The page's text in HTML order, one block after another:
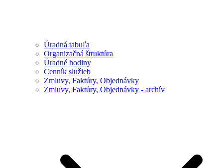
Úradná tabuľa
Organizačná štruktúra
Úradné hodiny
Cenník služieb
Zmluvy, Faktúry, Objednávky
Zmluvy, Faktúry, Objednávky - archív